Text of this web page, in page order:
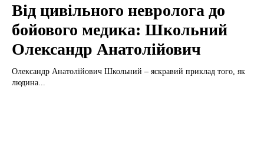
Від цивільного невролога до
бойового медика: Школьний
Олександр Анатолійович
Олександр Анатолійович Школьний – яскравий приклад того, як
людина...